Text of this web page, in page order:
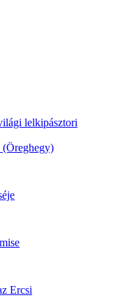
lelkipásztori
(Öreghegy)
Ercsi